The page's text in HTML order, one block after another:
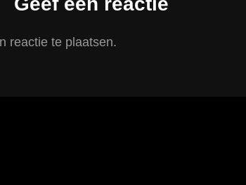
reactie te plaatsen.